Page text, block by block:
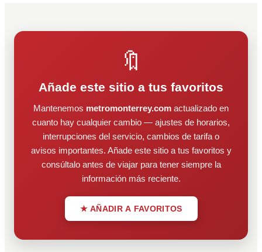
🔖
Añade este sitio a tus favoritos
Mantenemos metromonterrey.com actualizado en
cuanto hay cualquier cambio — ajustes de horarios,
interrupciones del servicio, cambios de tarifa o
avisos importantes. Añade este sitio a tus favoritos y
consúltalo antes de viajar para tener siempre la
información más reciente.
★ AÑADIR A FAVORITOS